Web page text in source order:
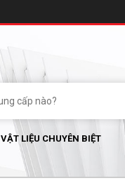
VẬT LIỆU CHUYÊN BIỆT